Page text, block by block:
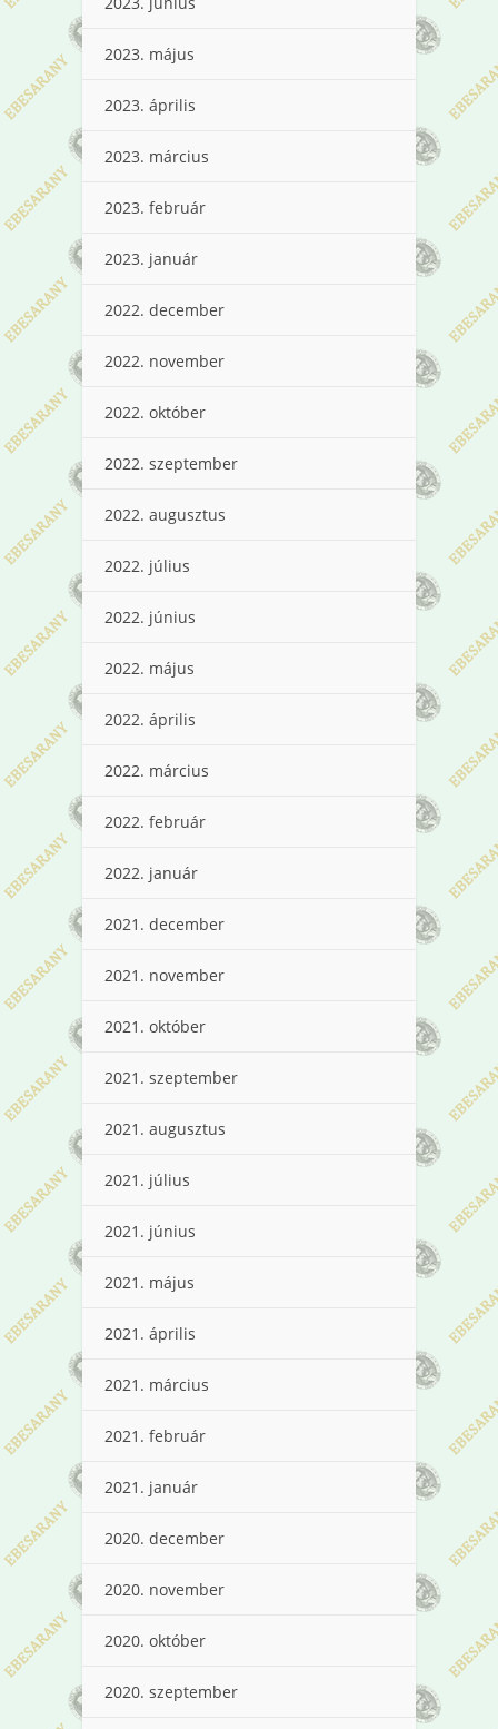
2023. május
2023. április
2023. március
2023. február
2023. január
2022. december
2022. november
2022. október
2022. szeptember
2022. augusztus
2022. július
2022. június
2022. május
2022. április
2022. március
2022. február
2022. január
2021. december
2021. november
2021. október
2021. szeptember
2021. augusztus
2021. július
2021. június
2021. május
2021. április
2021. március
2021. február
2021. január
2020. december
2020. november
2020. október
2020. szeptember